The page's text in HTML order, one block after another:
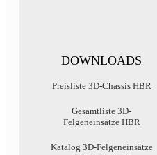
DOWNLOADS
Preisliste 3D-Chassis HBR
Gesamtliste 3D-
Felgeneinsätze HBR
Katalog 3D-Felgeneinsätze